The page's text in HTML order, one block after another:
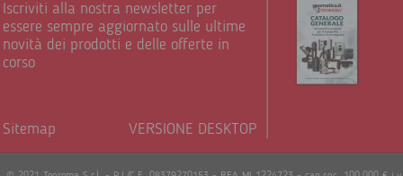
Iscriviti alla nostra newsletter per
essere sempre aggiornato sulle ultime
novità dei prodotti e delle offerte in
corso
Sitemap VERSIONE DESKTOP